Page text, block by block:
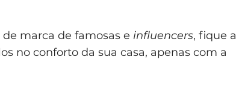
marca de famosas e influencers, fique a
no conforto da sua casa, apenas com a